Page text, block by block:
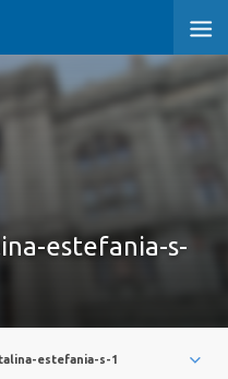
estefania-s-
estefania-s-1